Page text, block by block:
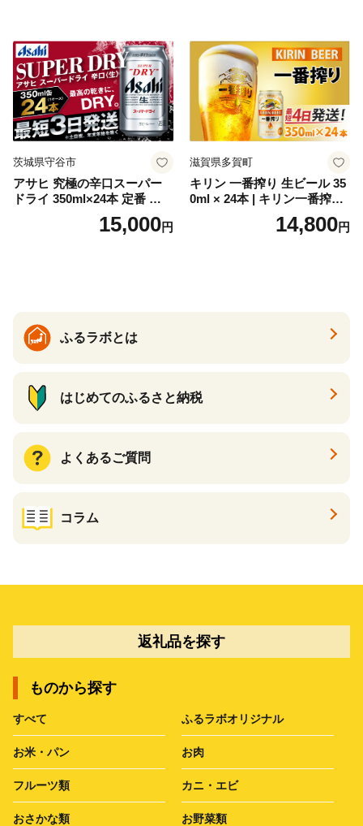
セット 詰め合わせ カクテル
ソーダ割り アルコール ロッ
ク ソーダ ジントニック 】
茨城県守谷市
アサヒ 究極の辛口スーパー
ドライ 350ml×24本 定番 ビー
ル 缶ビール 酒 お酒 アルコー
15,000円
滋賀県多賀町
キリン 一番搾り 生ビール 35
0ml × 24本 | キリン一番搾り
キリンビール 一番搾り ビー
ル 24缶 きりんいちばんしぼ
14,800円
ふるラボとは
はじめてのふるさと納税
よくあるご質問
コラム
返礼品を探す
ものから探す
すべて ふるラボオリジナル
お米・パン お肉
フルーツ類 カニ・エビ
おさかな類 お野菜類